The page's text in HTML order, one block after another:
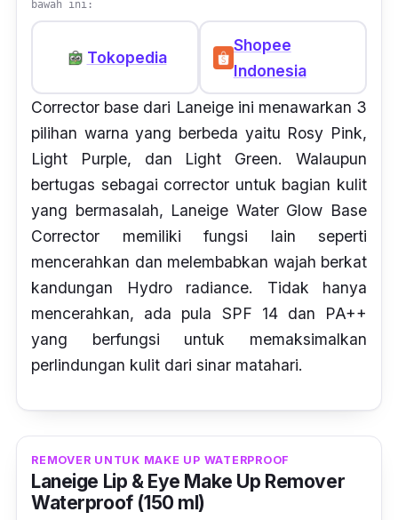
bawah ini:
Tokopedia
Shopee
Indonesia
Corrector base dari Laneige ini menawarkan 3
pilihan warna yang berbeda yaitu Rosy Pink,
Light Purple, dan Light Green. Walaupun
bertugas sebagai corrector untuk bagian kulit
yang bermasalah, Laneige Water Glow Base
Corrector memiliki fungsi lain seperti
mencerahkan dan melembabkan wajah berkat
kandungan
Hydro radiance. Tidak hanya
mencerahkan, ada pula SPF 14 dan PA++
yang berfungsi untuk memaksimalkan
perlindungan kulit dari sinar matahari.
REMOVER UNTUK MAKE UP WATERPROOF
Laneige Lip & Eye Make Up Remover
Waterproof (150 ml)